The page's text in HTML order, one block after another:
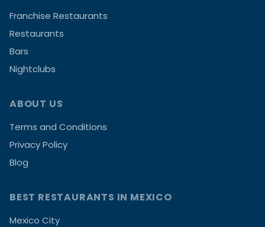
Franchise Restaurants
Restaurants
Bars
Nightclubs
ABOUT US
Terms and Conditions
Privacy Policy
Blog
BEST RESTAURANTS IN MEXICO
Mexico City